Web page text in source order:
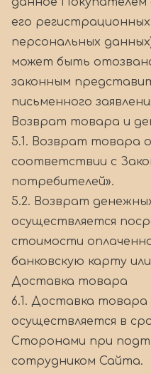
его
персональных
может быть
законным
письменного
Возврат товара и
5.1. Возврат товара
соответствии с
потребителей».
5.2. Возврат
осуществляется
стоимости
банковскую карту
Доставка товара
6.1. Доставка
осуществляется в
Сторонами при
сотрудником Сайта.